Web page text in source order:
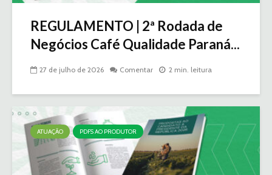
REGULAMENTO | 2ª Rodada de
Negócios Café Qualidade Paraná...
27 de julho de 2026 Comentar 2 min. leitura
ATUAÇÃO PDFS AO PRODUTOR